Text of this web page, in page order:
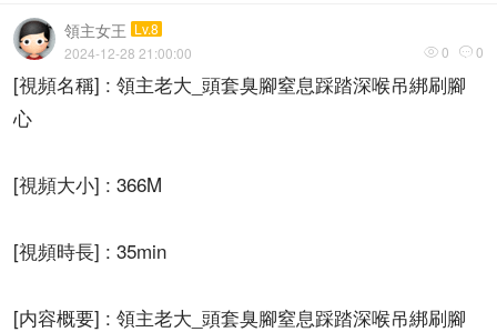
領主女王 Lv.8
 0  0
2024-12-28 21:00:00
[視頻名稱] : 領主老大_頭套臭腳窒息踩踏深喉吊綁刷腳
心
[視頻大小] : 366M
[視頻時長] : 35min
[内容概要] : 領主老大_頭套臭腳窒息踩踏深喉吊綁刷腳